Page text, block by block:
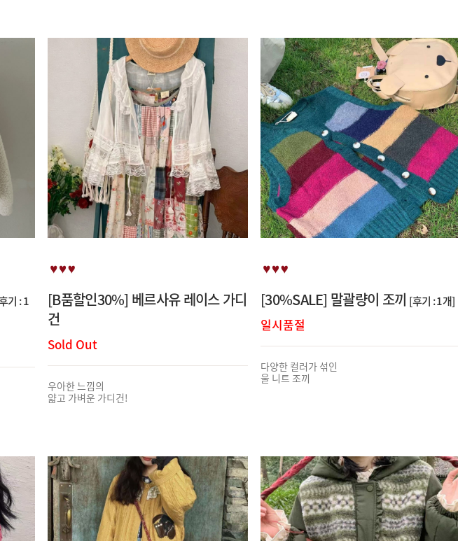
기 : 1
[B품할인30%] 베르사유 레이스 가디
건
Sold Out
우아한 느낌의
얇고 가벼운 가디건!
[30%SALE] 말괄량이 조끼 [후기 : 1개]
일시품절
다양한 컬러가 섞인
울 니트 조끼